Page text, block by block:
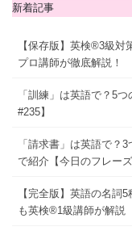
新着記事
【保存版】英検®3級
プロ講師が徹底解説！
「訓練」は英語で？5
#235】
「請求書」は英語で？
で紹介【今日のフレーズ
【完全版】英語の名詞
も英検®1級講師が解説